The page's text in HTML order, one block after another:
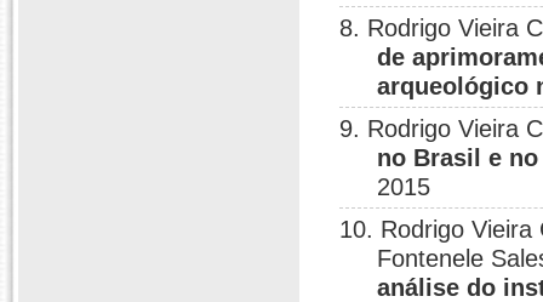
8. Rodrigo Vieira
de
arqueológico
9. Rodrigo Vieira
no Brasil e
2015
10. Rodrigo Vieira
Fontenele
análise do